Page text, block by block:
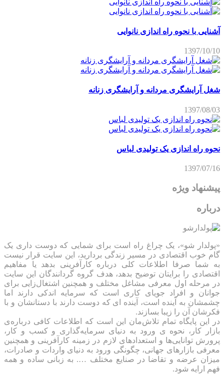
آشنایی با نحوه راه اندازی نانوایی
1397/10/10
شغل آرایشگری مردانه و آرایشگری زنانه
1397/08/03
نحوه راه اندازی یک تولیدی لباس
1397/07/16
پیشنهاد ویژه
درباره
«پولدار شو»، یک چراغ راه است برای شمایی که دوست داری یک
گام خوب اقتصادی در مسیر زندگی بردارید، این سایت قرار نیست
به شما صرفا اطلاعات کلی درباره کارآفرینی بدهد یا مفاهیم
اقتصادی را برایتان توضیح بدهد، هدف گروه گردانندگان این سایت
در مرحله اول معرفی مشاغل مختلف و همچنین اشتغال‌زایی برای
جوانان و افراد جویای کاری است که سرمایه اندکی دارند اما
چشمشان به آینده است، آینده ای که دوست دارند با دستانشان و با
فکرشان آن را زیبا بسازند.
در این پایگاه تمام تلاش‌مان این است که ‌اطلاعات کافی درباره‌ی
بازار کار، نحوه ی ورود به دنیای سرمایه‌گذاری و کسب و کار،
پرورش توانایی‌ها و استعدادهای لازم در زمینه کارآفرینی و همچنین
معرفی بازارهای جهانی، چگونگی ورود به دنیای واردات و صادرات،
میزان عرضه و تقاضا در صنایع مختلف …. به زبانی ساده و همه
فهم ارایه شود.